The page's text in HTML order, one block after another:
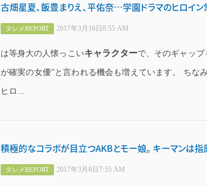
古畑星夏、飯豊まりえ、平佑奈…学園ドラマのヒロイ
タレメREPORT 2017年3月16日8:55 AM
は等身大の人懐っこいキャラクターで、そのギャップ
が確実の女優”と言われる機会も増えています。 ちな
ヒロ...
積極的なコラボが目立つAKBとモー娘。 キーマンは指
タレメREPORT 2017年3月8日7:55 AM